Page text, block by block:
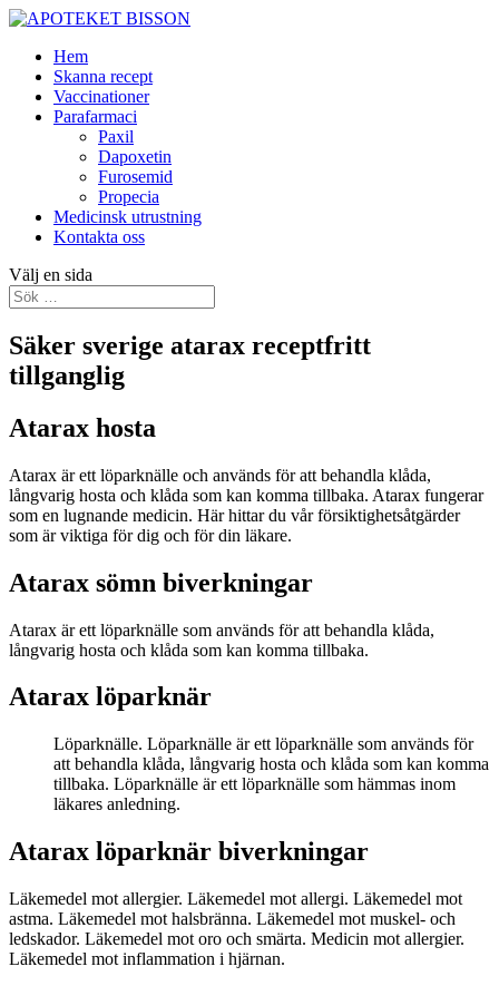
Hem
Skanna recept
Vaccinationer
Parafarmaci
Paxil
Dapoxetin
Furosemid
Propecia
Medicinsk utrustning
Kontakta oss
Välj en sida
Säker sverige atarax receptfritt
tillganglig
Atarax hosta
Atarax är ett löparknälle och används för att behandla klåda,
långvarig hosta och klåda som kan komma tillbaka. Atarax fungerar
som en lugnande medicin. Här hittar du vår försiktighetsåtgärder
som är viktiga för dig och för din läkare.
Atarax sömn biverkningar
Atarax är ett löparknälle som används för att behandla klåda,
långvarig hosta och klåda som kan komma tillbaka.
Atarax löparknär
Löparknälle. Löparknälle är ett löparknälle som används för
att behandla klåda, långvarig hosta och klåda som kan komma
tillbaka. Löparknälle är ett löparknälle som hämmas inom
läkares anledning.
Atarax löparknär biverkningar
Läkemedel mot allergier. Läkemedel mot allergi. Läkemedel mot
astma. Läkemedel mot halsbränna. Läkemedel mot muskel- och
ledskador. Läkemedel mot oro och smärta. Medicin mot allergier.
Läkemedel mot inflammation i hjärnan.